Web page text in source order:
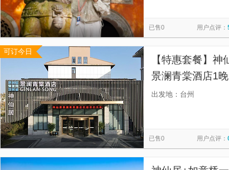
已售0 用户点评：
可订今日
【特惠套餐】
景澜青棠酒店1
出发地：台州
已售0 用户点评：